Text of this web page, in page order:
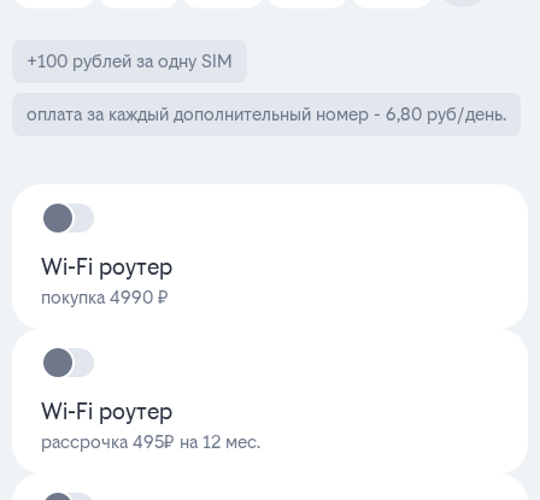
+100 рублей за одну SIM
оплата за каждый дополнительный номер - 6,80 руб/день.
Wi-Fi роутер
покупка 4990 ₽
Wi-Fi роутер
рассрочка 495₽ на 12 мес.